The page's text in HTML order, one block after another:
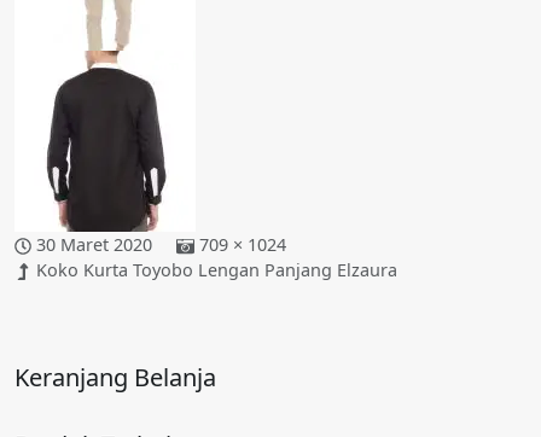
30 Maret 2020
709 × 1024
Koko Kurta Toyobo Lengan Panjang Elzaura
Keranjang Belanja